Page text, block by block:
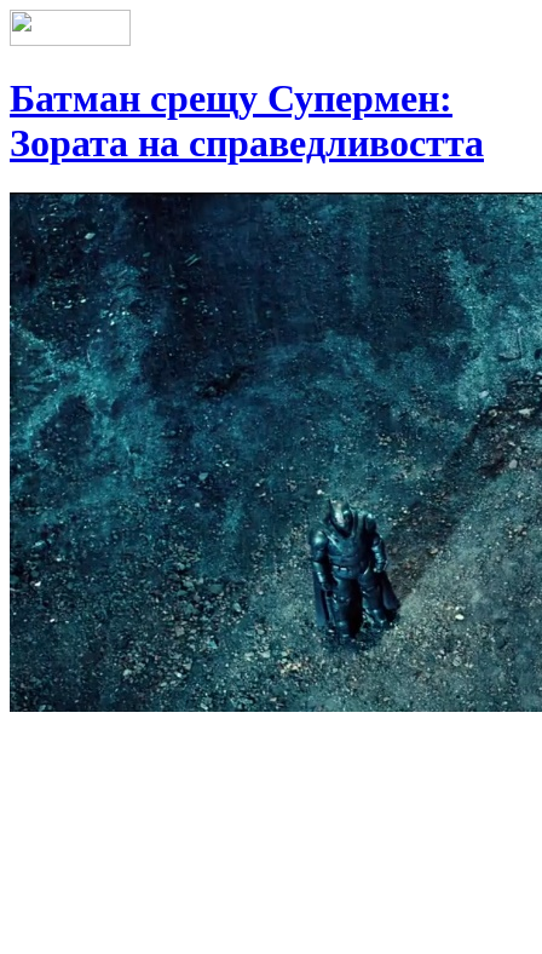
Батман срещу Супермен:
Зората на справедливостта